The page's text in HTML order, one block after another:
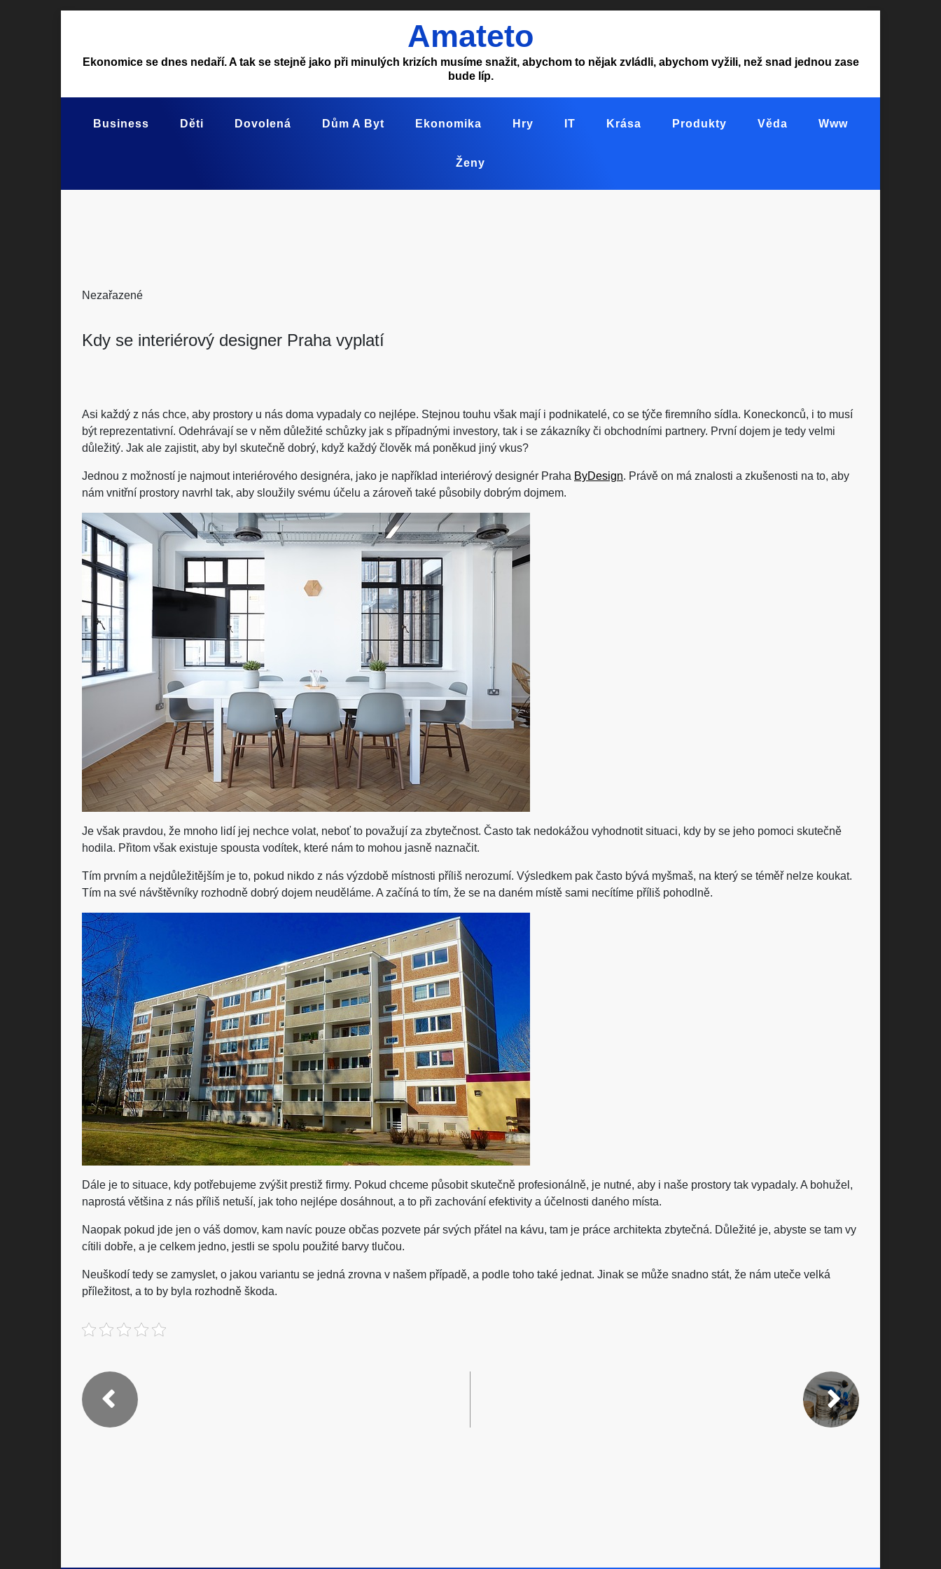
Amateto
Ekonomice se dnes nedaří. A tak se stejně jako při minulých krizích musíme snažit, abychom to nějak zvládli, abychom vyžili, než snad jednou zase
bude líp.
Business Děti Dovolená Dům A Byt Ekonomika Hry IT Krása Produkty Věda Www
Ženy
Nezařazené
Kdy se interiérový designer Praha vyplatí
Asi každý z nás chce, aby prostory u nás doma vypadaly co nejlépe. Stejnou touhu však mají i podnikatelé, co se týče firemního sídla. Koneckonců, i to musí
být reprezentativní. Odehrávají se v něm důležité schůzky jak s případnými investory, tak i se zákazníky či obchodními partnery. První dojem je tedy velmi
důležitý. Jak ale zajistit, aby byl skutečně dobrý, když každý člověk má poněkud jiný vkus?
Jednou z možností je najmout interiérového designéra, jako je například interiérový designér Praha ByDesign. Právě on má znalosti a zkušenosti na to, aby
nám vnitřní prostory navrhl tak, aby sloužily svému účelu a zároveň také působily dobrým dojmem.
Je však pravdou, že mnoho lidí jej nechce volat, neboť to považují za zbytečnost. Často tak nedokážou vyhodnotit situaci, kdy by se jeho pomoci skutečně
hodila. Přitom však existuje spousta vodítek, které nám to mohou jasně naznačit.
Tím prvním a nejdůležitějším je to, pokud nikdo z nás výzdobě místnosti příliš nerozumí. Výsledkem pak často bývá myšmaš, na který se téměř nelze koukat.
Tím na své návštěvníky rozhodně dobrý dojem neuděláme. A začíná to tím, že se na daném místě sami necítíme příliš pohodlně.
Dále je to situace, kdy potřebujeme zvýšit prestiž firmy. Pokud chceme působit skutečně profesionálně, je nutné, aby i naše prostory tak vypadaly. A bohužel,
naprostá většina z nás příliš netuší, jak toho nejlépe dosáhnout, a to při zachování efektivity a účelnosti daného místa.
Naopak pokud jde jen o váš domov, kam navíc pouze občas pozvete pár svých přátel na kávu, tam je práce architekta zbytečná. Důležité je, abyste se tam vy
cítili dobře, a je celkem jedno, jestli se spolu použité barvy tlučou.
Neuškodí tedy se zamyslet, o jakou variantu se jedná zrovna v našem případě, a podle toho také jednat. Jinak se může snadno stát, že nám uteče velká
příležitost, a to by byla rozhodně škoda.